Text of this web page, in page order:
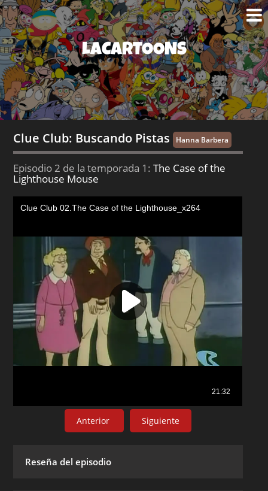
LACARTOONS
Clue Club: Buscando Pistas Hanna Barbera
Episodio 2 de la temporada 1:The Case of the
Lighthouse Mouse
Anterior Siguiente
Reseña del episodio